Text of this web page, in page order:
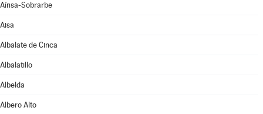
Aínsa-Sobrarbe
Aisa
Albalate de Cinca
Albalatillo
Albelda
Albero Alto